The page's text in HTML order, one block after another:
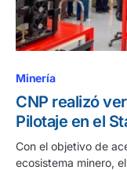
Minería
CNP realizó
Pilotaje en el
Con el objetivo de
ecosistema minero,